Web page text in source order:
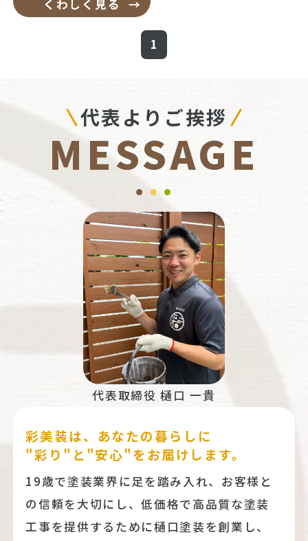
くわしく見る
1
代表よりご挨拶
MESSAGE
代表取締役 樋口 一貴
彩美装は、あなたの暮らしに
"彩り"と"安心"をお届けします。
19歳で塗装業界に足を踏み入れ、お客様と
の信頼を大切にし、低価格で高品質な塗装
工事を提供するために樋口塗装を創業し、